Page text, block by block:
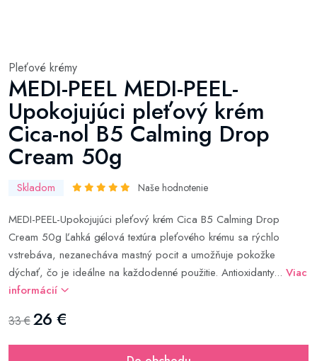
Pleťové krémy
MEDI-PEEL MEDI-PEEL-
Upokojujúci pleťový krém
Cica-nol B5 Calming Drop
Cream 50g
Skladom Naše hodnotenie
MEDI-PEEL-Upokojujúci pleťový krém Cica B5 Calming Drop
Cream 50g Ľahká gélová textúra pleťového krému sa rýchlo
vstrebáva, nezanecháva mastný pocit a umožňuje pokožke
dýchať, čo je ideálne na každodenné použitie. Antioxidanty... Viac
informácií
33 €26 €